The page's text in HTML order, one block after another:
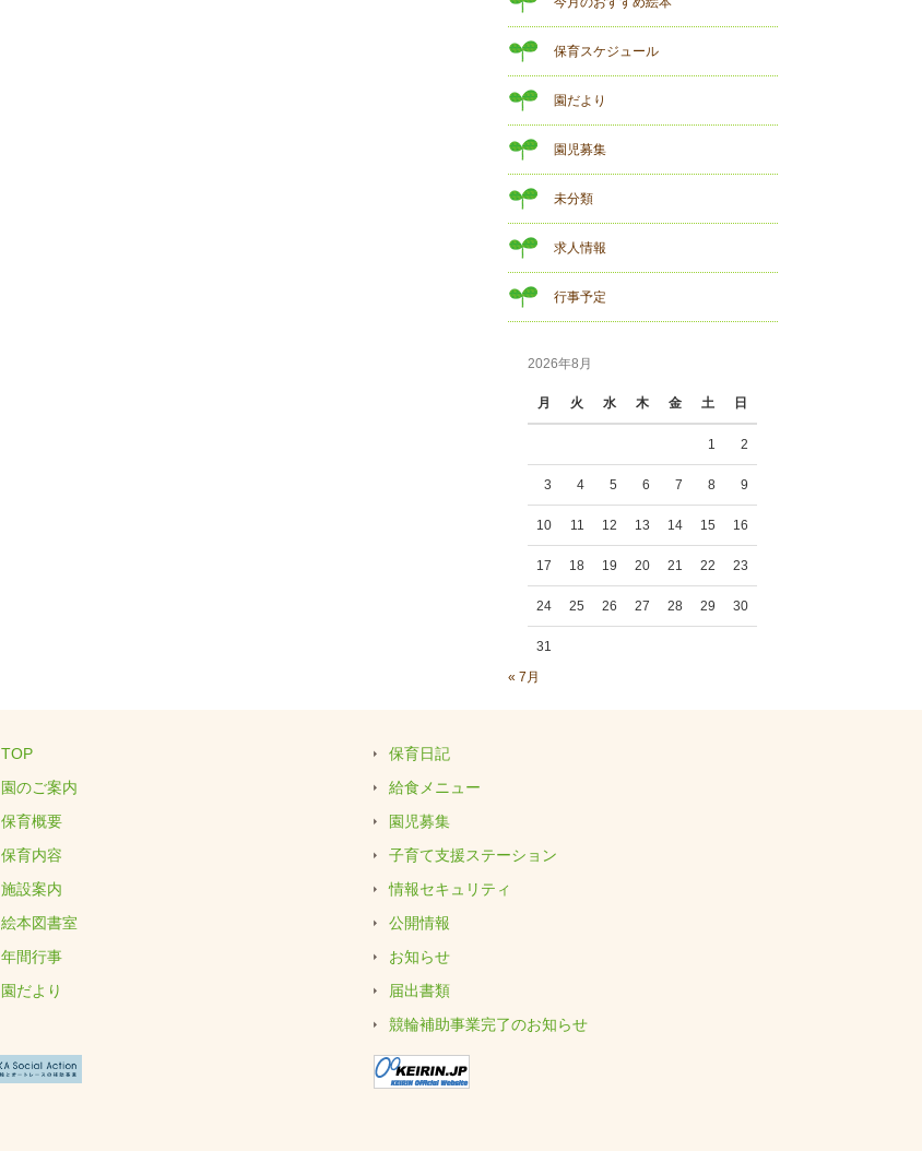
保育スケジュール
園だより
園児募集
未分類
求人情報
行事予定
2026年8月
月 火 水 木 金 土 日
1 2
3 4 5 6 7 8 9
10 11 12 13 14 15 16
17 18 19 20 21 22 23
24 25 26 27 28 29 30
31
« 7月
TOP
園のご案内
保育概要
保育内容
施設案内
絵本図書室
年間行事
園だより
保育日記
給食メニュー
園児募集
子育て支援ステーション
情報セキュリティ
公開情報
お知らせ
届出書類
競輪補助事業完了のお知らせ